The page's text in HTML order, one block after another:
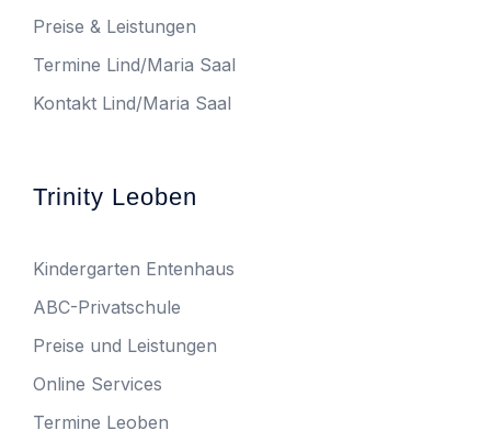
Preise & Leistungen
Termine Lind/Maria Saal
Kontakt Lind/Maria Saal
Trinity Leoben
Kindergarten Entenhaus
ABC-Privatschule
Preise und Leistungen
Online Services
Termine Leoben